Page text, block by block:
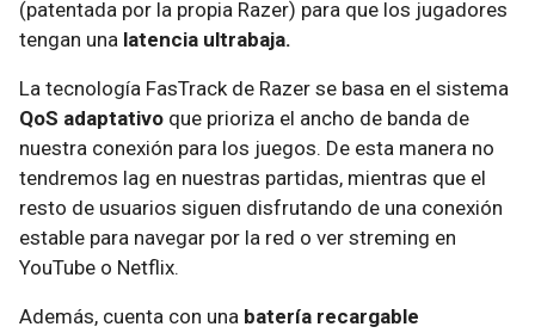
(patentada por la propia Razer) para que los jugadores
tengan una latencia ultrabaja.
La tecnología FasTrack de Razer se basa en el sistema
QoS adaptativo que prioriza el ancho de banda de
nuestra conexión para los juegos. De esta manera no
tendremos lag en nuestras partidas, mientras que el
resto de usuarios siguen disfrutando de una conexión
estable para navegar por la red o ver streming en
YouTube o Netflix.
Además, cuenta con una batería recargable